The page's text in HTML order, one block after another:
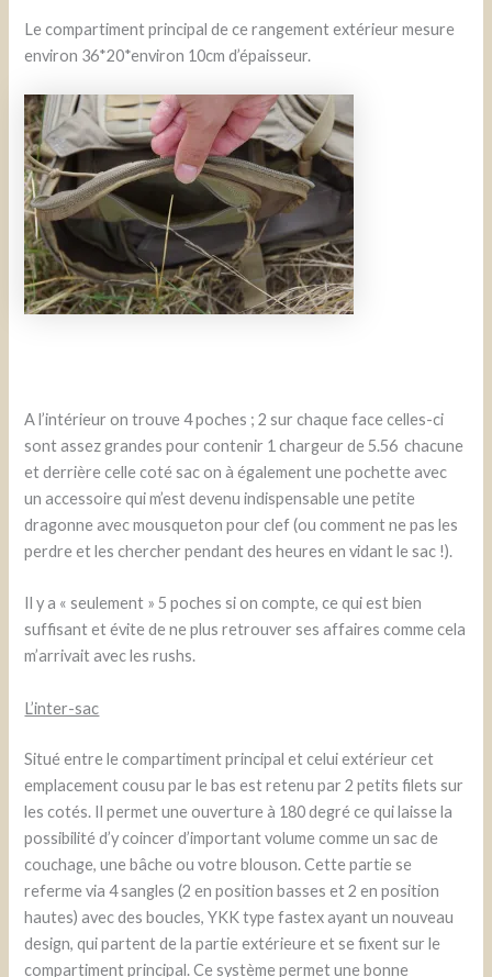
Le compartiment principal de ce rangement extérieur mesure
environ 36*20*environ 10cm d’épaisseur.
A l’intérieur on trouve 4 poches ; 2 sur chaque face celles-ci
sont assez grandes pour contenir 1 chargeur de 5.56 chacune
et derrière celle coté sac on à également une pochette avec
un accessoire qui m’est devenu indispensable une petite
dragonne avec mousqueton pour clef (ou comment ne pas les
perdre et les chercher pendant des heures en vidant le sac !).
Il y a « seulement » 5 poches si on compte, ce qui est bien
suffisant et évite de ne plus retrouver ses affaires comme cela
m’arrivait avec les rushs.
L’inter-sac
Situé entre le compartiment principal et celui extérieur cet
emplacement cousu par le bas est retenu par 2 petits filets sur
les cotés. Il permet une ouverture à 180 degré ce qui laisse la
possibilité d’y coincer d’important volume comme un sac de
couchage, une bâche ou votre blouson. Cette partie se
referme via 4 sangles (2 en position basses et 2 en position
hautes) avec des boucles, YKK type fastex ayant un nouveau
design, qui partent de la partie extérieure et se fixent sur le
compartiment principal. Ce système permet une bonne